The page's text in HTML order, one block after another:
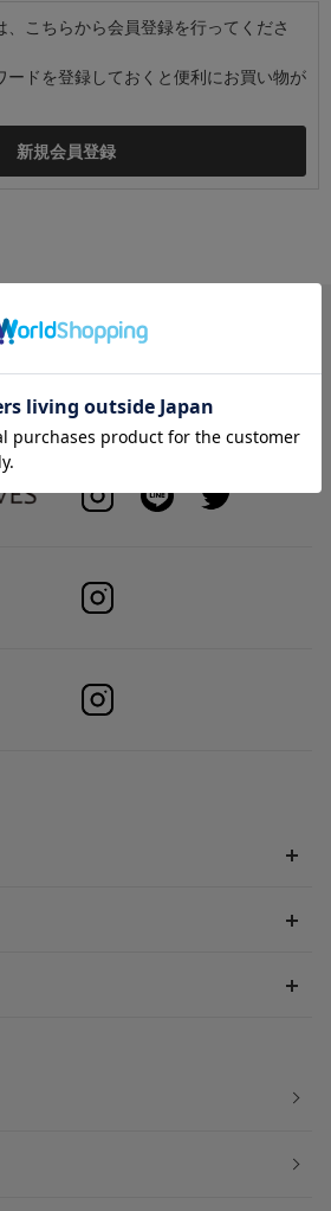
こちらから会員登録を行ってくださ
ードを登録しておくと便利にお買い物が